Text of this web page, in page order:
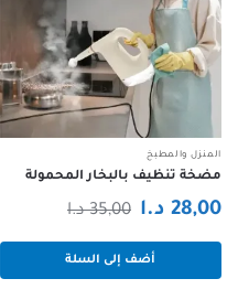
المنزل والمطبخ
مضخة تنظيف بالبخار المحمولة
35,00 د.االسعر
الأصلي
هو:
28,00 د.ا
السعر
الحالي
هو:
أضف إلى السلة